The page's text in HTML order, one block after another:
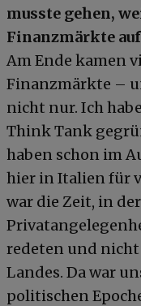
musste gehen,
Finanzmärkte
Am Ende kamen
Finanzmärkte –
nicht nur. Ich
Think Tank
haben schon im
hier in Italien für
war die Zeit, in
redeten und nicht
Landes. Da war
politischen